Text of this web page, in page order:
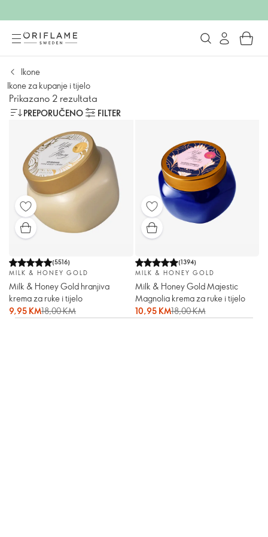
Ikone
Ikone za kupanje i tijelo
Prikazano 2 rezultata
PREPORUČENO FILTER
(5516)
MILK & HONEY GOLD
Milk & Honey Gold hranjiva
krema za ruke i tijelo
9,95 KM18,00 KM
(1394)
MILK & HONEY GOLD
Milk & Honey Gold Majestic
Magnolia krema za ruke i tijelo
10,95 KM18,00 KM